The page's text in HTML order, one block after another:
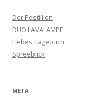
Der Postillion
DUO LAVALAMPE
Liebes Tagebuch
Spreeblick
META